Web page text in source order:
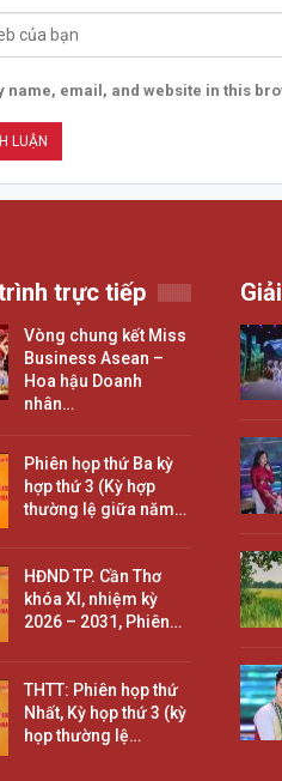
name, email, and website in this
trực tiếp
Vòng chung kết Miss
Business Asean –
Hoa hậu Doanh
nhân…
Phiên họp thứ Ba kỳ
hợp thứ 3 (Kỳ hợp
thường lệ giữa năm…
HĐND TP. Cần Thơ
khóa XI, nhiệm kỳ
2026 – 2031, Phiên…
THTT: Phiên họp thứ
Nhất, Kỳ họp thứ 3 (kỳ
họp thường lệ…